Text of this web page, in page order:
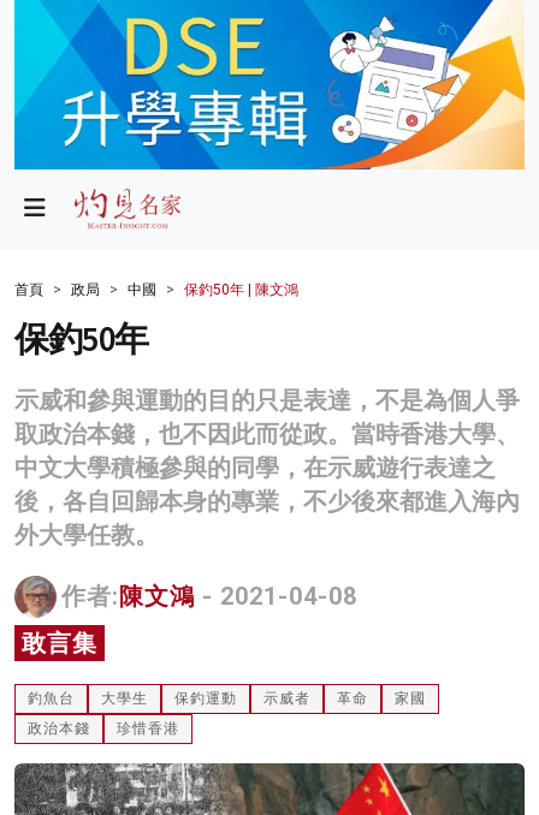
政局
財經
生活
商業
科技
影片
名家榜
灼見活動
首頁 政局 中國 保釣50年 | 陳文鴻
保釣50年
示威和參與運動的目的只是表達，不是為個人爭
取政治本錢，也不因此而從政。當時香港大學、
中文大學積極參與的同學，在示威遊行表達之
後，各自回歸本身的專業，不少後來都進入海內
外大學任教。
作者: 陳文鴻 - 2021-04-08
敢言集
釣魚台 大學生 保釣運動 示威者 革命
家國
政治本錢
珍惜香港